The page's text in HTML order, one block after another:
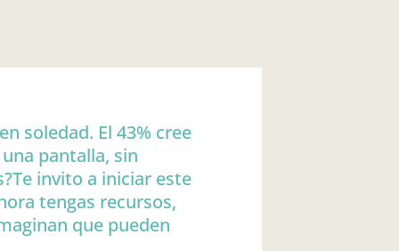
soledad. El 43% cree
pantalla, sin
invito a iniciar este
tengas recursos,
que pueden